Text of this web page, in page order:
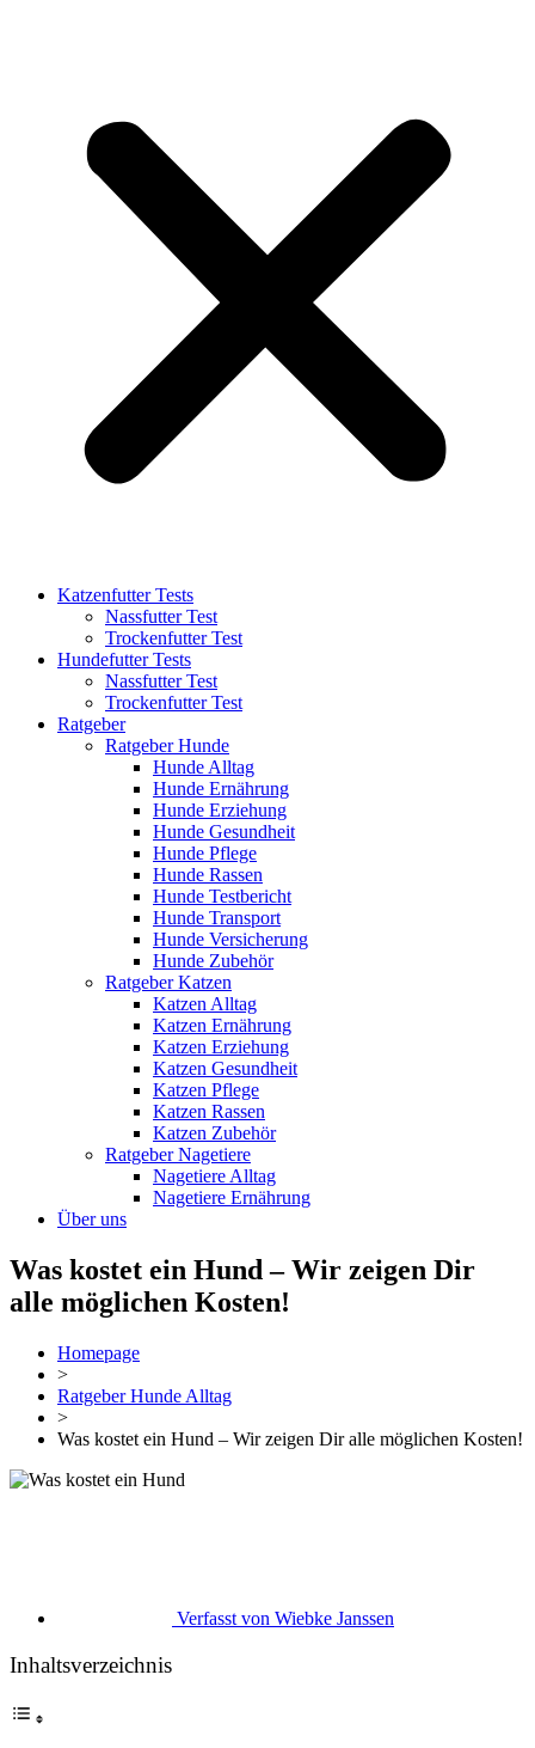
Katzenfutter Tests
Nassfutter Test
Trockenfutter Test
Hundefutter Tests
Nassfutter Test
Trockenfutter Test
Ratgeber
Ratgeber Hunde
Hunde Alltag
Hunde Ernährung
Hunde Erziehung
Hunde Gesundheit
Hunde Pflege
Hunde Rassen
Hunde Testbericht
Hunde Transport
Hunde Versicherung
Hunde Zubehör
Ratgeber Katzen
Katzen Alltag
Katzen Ernährung
Katzen Erziehung
Katzen Gesundheit
Katzen Pflege
Katzen Rassen
Katzen Zubehör
Ratgeber Nagetiere
Nagetiere Alltag
Nagetiere Ernährung
Über uns
Was kostet ein Hund – Wir zeigen Dir
alle möglichen Kosten!
Homepage
>
Ratgeber Hunde Alltag
>
Was kostet ein Hund – Wir zeigen Dir alle möglichen Kosten!
Verfasst von Wiebke Janssen
Inhaltsverzeichnis